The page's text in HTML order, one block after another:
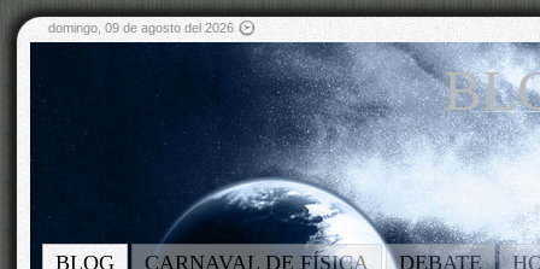
domingo, 09 de agosto del 2026
BLOG CARNAVAL DE FÍSICA DEBATE